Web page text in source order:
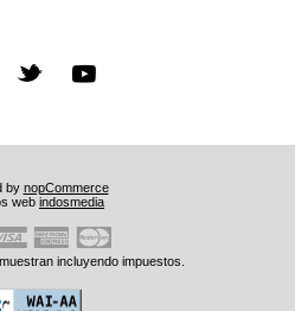
by nopCommerce
web indosmedia
incluyendo impuestos.